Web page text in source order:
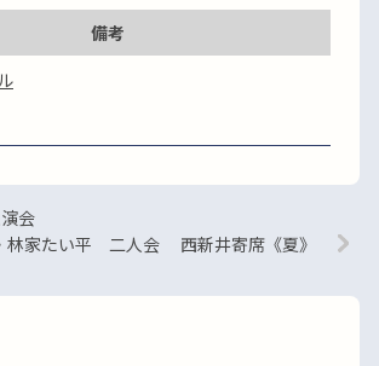
備考
会
林家たい平 二人会 西新井寄席《夏》